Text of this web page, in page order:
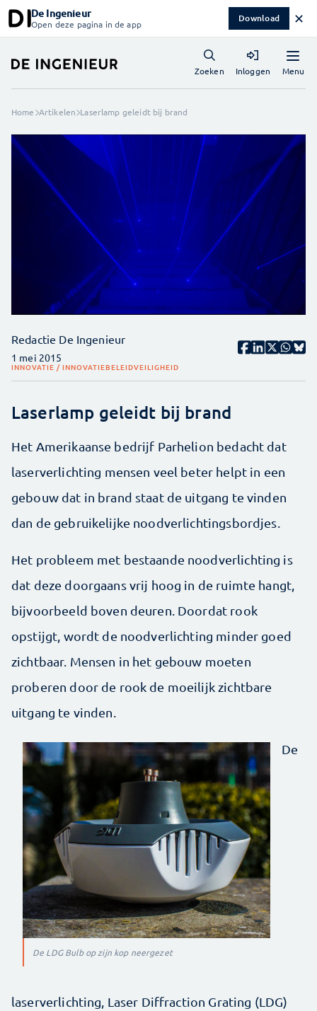
De Ingenieur
Open deze pagina in de app Download ✕
Menu
Zoeken Inloggen
Home Artikelen Laserlamp geleidt bij brand
Redactie De Ingenieur
1 mei 2015
INNOVATIE / INNOVATIEBELEIDVEILIGHEID
Laserlamp geleidt bij brand
Het Amerikaanse bedrijf Parhelion bedacht dat
laserverlichting mensen veel beter helpt in een
gebouw dat in brand staat de uitgang te vinden
dan de gebruikelijke noodverlichtingsbordjes.
Het probleem met bestaande noodverlichting is
dat deze doorgaans vrij hoog in de ruimte hangt,
bijvoorbeeld boven deuren. Doordat rook
opstijgt, wordt de noodverlichting minder goed
zichtbaar. Mensen in het gebouw moeten
proberen door de rook de moeilijk zichtbare
uitgang te vinden.
De LDG Bulb op zijn kop neergezet
De
laserverlichting, Laser Diffraction Grating (LDG)